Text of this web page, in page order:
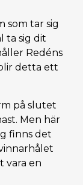
som tar sig
ta sig dit
Redéns
detta ett
på slutet
Men här
finns det
vara en